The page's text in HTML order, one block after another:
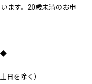
ます。20歳未満のお申
◆
日を除く）